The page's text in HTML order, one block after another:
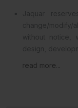
read more...